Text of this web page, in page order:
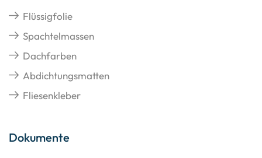
Flüssigfolie
Spachtelmassen
Dachfarben
Abdichtungsmatten
Fliesenkleber
Dokumente